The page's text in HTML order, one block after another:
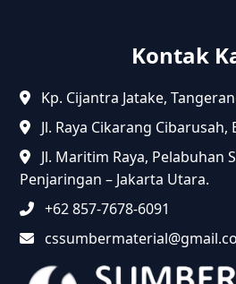
Kontak
Kp. Cijantra Jatake,
Jl. Raya Cikarang Cibarusah,
Jl. Maritim Raya, Pelabuhan
Penjaringan – Jakarta Utara.
+62 857-7678-6091